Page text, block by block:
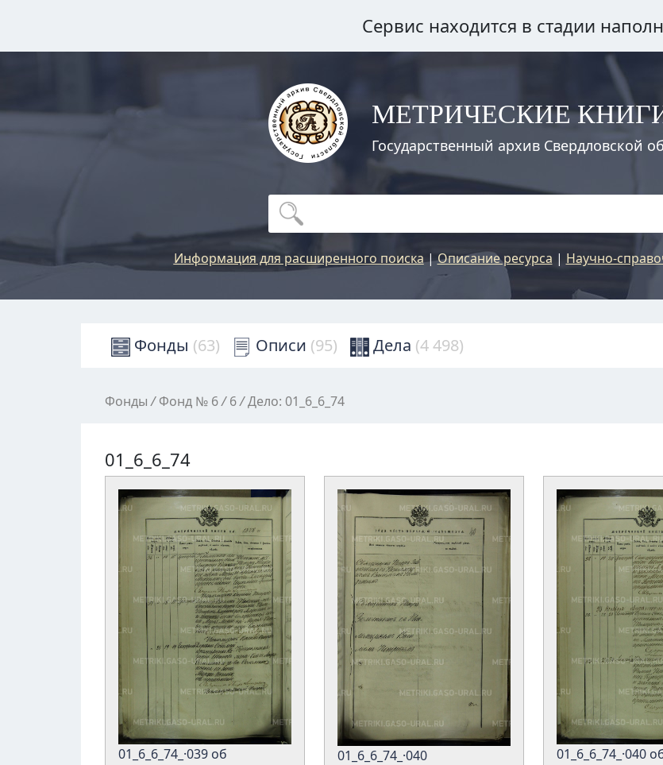
Сервис находится в стадии
МЕТРИЧЕСКИЕ
Государственный архив Свердловской
Информация для расширенного поиска|Описание ресурса | Научно-
Фонды (63) Описи (95) Дела (4 498)
Фонды / Фонд № 6/ 6/Дело: 01_6_6_74
01_6_6_74
01_6_6_74_·039 об 01_6_6_74_·040 01_6_6_74_·040